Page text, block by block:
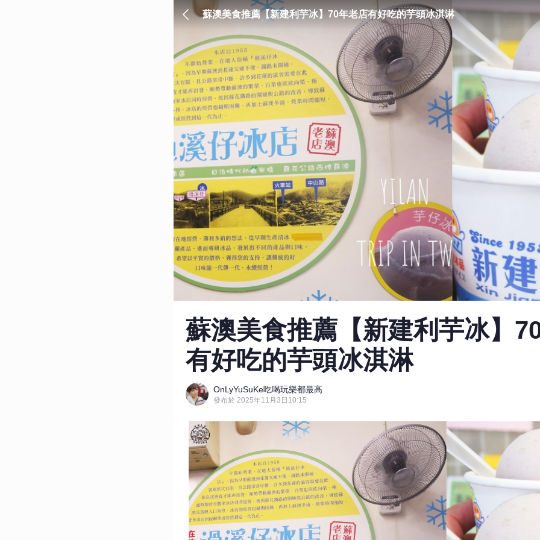
蘇澳美食推薦【新建利芋冰】70年老店有好吃的芋頭冰淇淋
蘇澳美食推薦【新建利芋冰】
有好吃的芋頭冰淇淋
OnLyYuSuKe吃喝玩樂都最高
發布於 2025年11月3日10:15